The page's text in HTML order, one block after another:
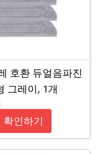
호환 듀얼음파진
그레이, 1개
인하기